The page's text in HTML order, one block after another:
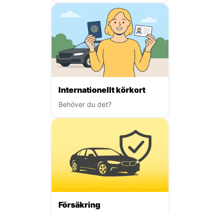
Internationellt körkort
Behöver du det?
Försäkring